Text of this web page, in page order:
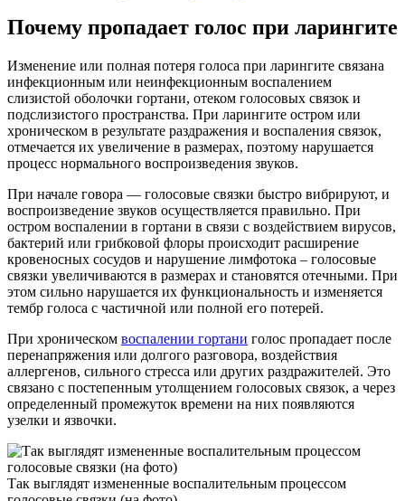
Почему пропадает голос при ларингите
Изменение или полная потеря голоса при ларингите связана
инфекционным или неинфекционным воспалением
слизистой оболочки гортани, отеком голосовых связок и
подслизистого пространства. При ларингите остром или
хроническом в результате раздражения и воспаления связок,
отмечается их увеличение в размерах, поэтому нарушается
процесс нормального воспроизведения звуков.
При начале говора — голосовые связки быстро вибрируют, и
воспроизведение звуков осуществляется правильно. При
остром воспалении в гортани в связи с воздействием вирусов,
бактерий или грибковой флоры происходит расширение
кровеносных сосудов и нарушение лимфотока – голосовые
связки увеличиваются в размерах и становятся отечными. При
этом сильно нарушается их функциональность и изменяется
тембр голоса с частичной или полной его потерей.
При хроническом воспалении гортани голос пропадает после
перенапряжения или долгого разговора, воздействия
аллергенов, сильного стресса или других раздражителей. Это
связано с постепенным утолщением голосовых связок, а через
определенный промежуток времени на них появляются
узелки и язвочки.
Так выглядят измененные воспалительным процессом